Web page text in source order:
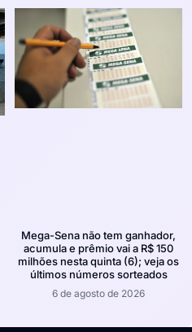
Mega-Sena não tem ganhador,
acumula e prêmio vai a R$ 150
milhões nesta quinta (6); veja os
últimos números sorteados
6 de agosto de 2026